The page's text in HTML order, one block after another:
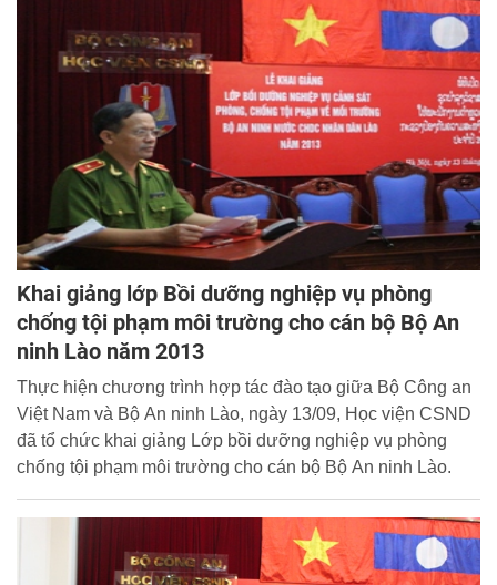
Khai giảng lớp Bồi dưỡng nghiệp vụ phòng
chống tội phạm môi trường cho cán bộ Bộ An
ninh Lào năm 2013
Thực hiện chương trình hợp tác đào tạo giữa Bộ Công an
Việt Nam và Bộ An ninh Lào, ngày 13/09, Học viện CSND
đã tổ chức khai giảng Lớp bồi dưỡng nghiệp vụ phòng
chống tội phạm môi trường cho cán bộ Bộ An ninh Lào.